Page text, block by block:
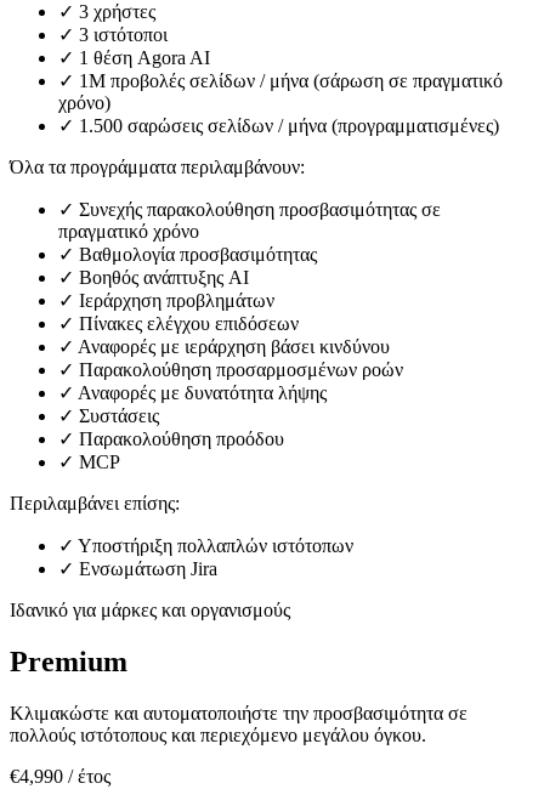
✓ 3 χρήστες
✓ 3 ιστότοποι
✓ 1 θέση Agora AI
✓ 1M προβολές σελίδων / μήνα (σάρωση σε πραγματικό
χρόνο)
✓ 1.500 σαρώσεις σελίδων / μήνα (προγραμματισμένες)
Όλα τα προγράμματα περιλαμβάνουν:
✓ Συνεχής παρακολούθηση προσβασιμότητας σε
πραγματικό χρόνο
✓ Βαθμολογία προσβασιμότητας
✓ Βοηθός ανάπτυξης AI
✓ Ιεράρχηση προβλημάτων
✓ Πίνακες ελέγχου επιδόσεων
✓ Αναφορές με ιεράρχηση βάσει κινδύνου
✓ Παρακολούθηση προσαρμοσμένων ροών
✓ Αναφορές με δυνατότητα λήψης
✓ Συστάσεις
✓ Παρακολούθηση προόδου
✓ MCP
Περιλαμβάνει επίσης:
✓ Υποστήριξη πολλαπλών ιστότοπων
✓ Ενσωμάτωση Jira
Ιδανικό για μάρκες και οργανισμούς
Premium
Κλιμακώστε και αυτοματοποιήστε την προσβασιμότητα σε
πολλούς ιστότοπους και περιεχόμενο μεγάλου όγκου.
€4,990 / έτος